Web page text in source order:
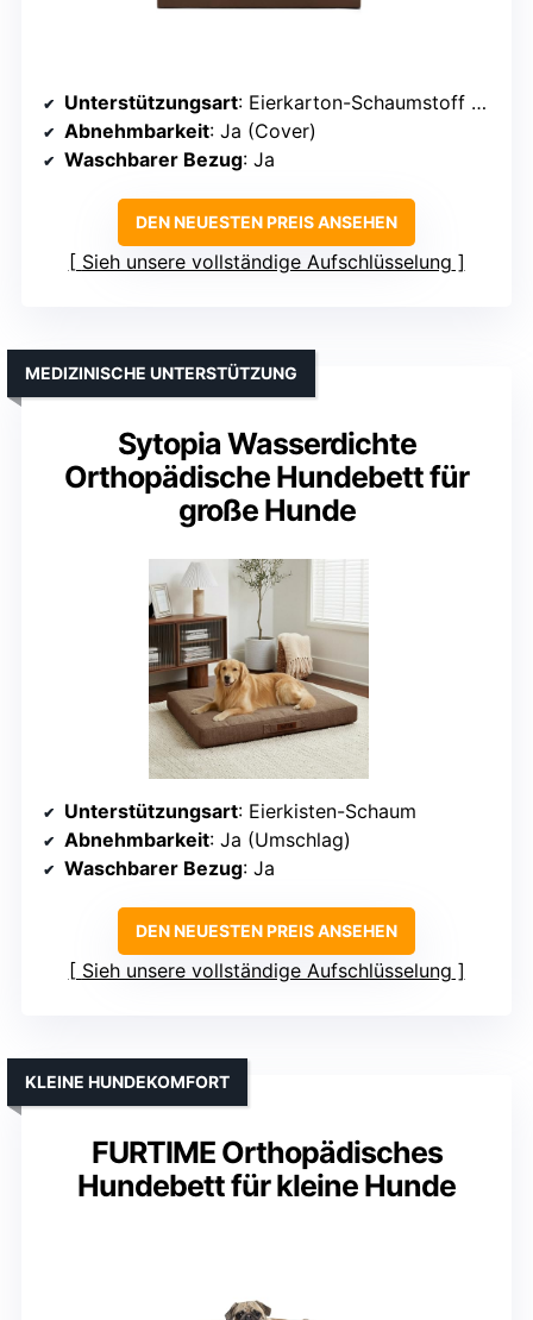
Unterstützungsart: Eierkarton-Schaumstoff + elastischer Schaumstoff
Abnehmbarkeit: Ja (Cover)
Waschbarer Bezug: Ja
DEN NEUESTEN PREIS ANSEHEN
Sieh unsere vollständige Aufschlüsselung
Sytopia Wasserdichte
Orthopädische Hundebett für
große Hunde
MEDIZINISCHE UNTERSTÜTZUNG
Unterstützungsart: Eierkisten-Schaum
Abnehmbarkeit: Ja (Umschlag)
Waschbarer Bezug: Ja
DEN NEUESTEN PREIS ANSEHEN
Sieh unsere vollständige Aufschlüsselung
FURTIME Orthopädisches
Hundebett für kleine Hunde
KLEINE HUNDEKOMFORT